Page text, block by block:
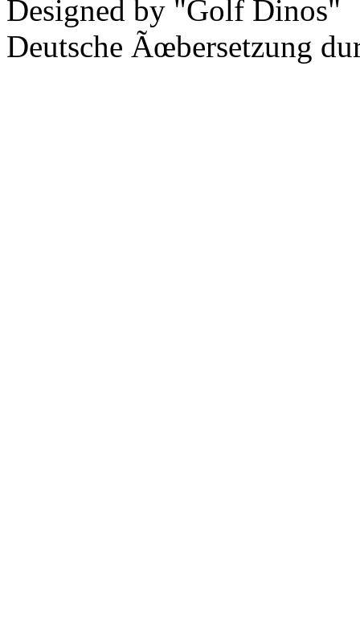
Designed by "Golf Dinos"
Deutsche Ãœbersetzung